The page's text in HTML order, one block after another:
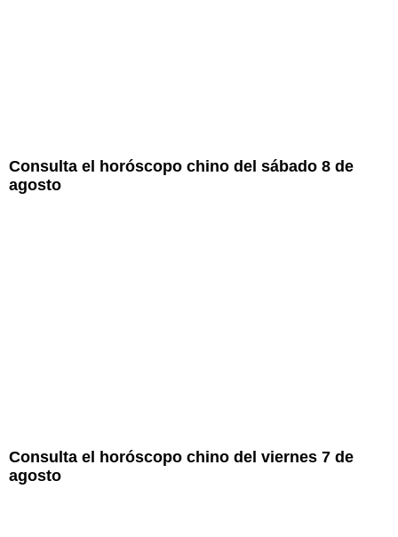
Consulta el horóscopo chino del sábado 8 de
agosto
Consulta el horóscopo chino del viernes 7 de
agosto